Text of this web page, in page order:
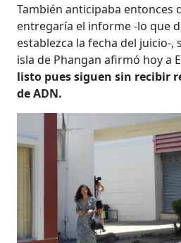
También anticipaba entonces
entregaría el informe -lo que
establezca la fecha del juicio-,
isla de Phangan afirmó hoy a
listo pues siguen sin recibir
de ADN.